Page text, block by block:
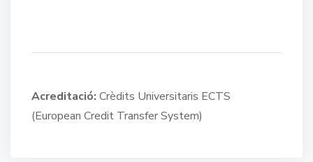
Acreditació: Crèdits Universitaris ECTS
(European Credit Transfer System)